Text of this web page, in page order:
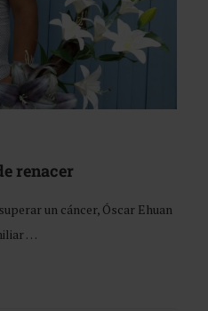
renacer
un cáncer, Óscar Ehuan
…